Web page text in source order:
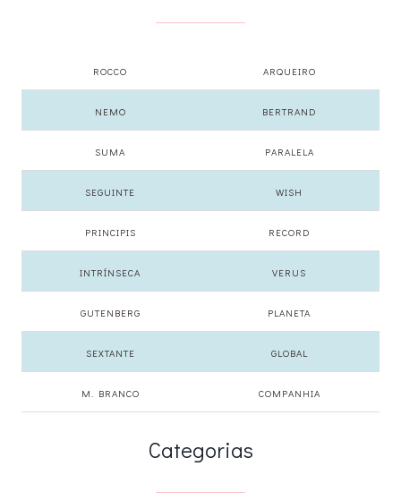
ROCCO ARQUEIRO
NEMO BERTRAND
SUMA PARALELA
SEGUINTE WISH
PRINCIPIS RECORD
INTRÍNSECA VERUS
GUTENBERG PLANETA
SEXTANTE GLOBAL
M. BRANCO COMPANHIA
Categorias